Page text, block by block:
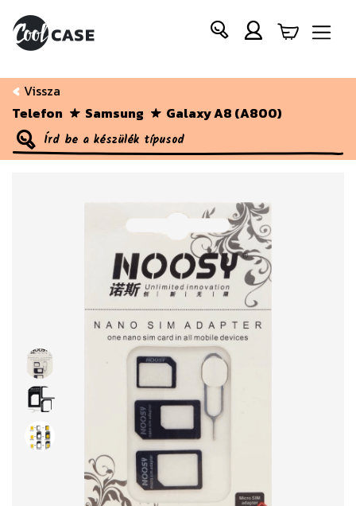
Vissza
Telefon
Samsung Galaxy A8 (A800)